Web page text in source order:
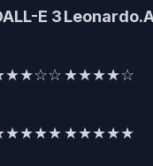
E 3
★★★★☆
★★★★★